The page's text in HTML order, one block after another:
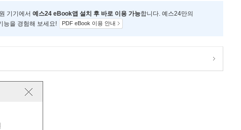
기기에서 예스24 eBook앱 설치 후 바로 이용 가능합니다. 예스24만의
능을 경험해 보세요!
PDF eBook 이용 안내